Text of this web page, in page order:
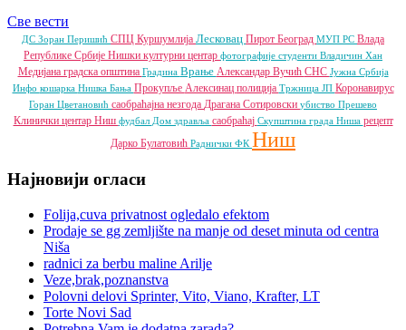
Све вести
ДС Зоран Перишић СПЦ Куршумлија Лесковац Пирот Београд МУП РС Влада
Републике Србије Нишки културни центар фотографије студенти Владичин Хан
Медијана градска општина Градина Врање Александар Вучић СНС Јужна Србија
Инфо кошарка Нишка Бања Прокупље Алексинац полиција Тржница ЈП Коронавирус
Горан Цветановић саобраћајна незгода Драгана Сотировски убиство Прешево
Клинички центар Ниш фудбал Дом здравља саобраћај Скупштина града Ниша рецепт
Дарко Булатовић Раднички ФК Ниш
Најновији огласи
Folija,cuva privatnost ogledalo efektom
Prodaje se gg zemljište na manje od deset minuta od centra
Niša
radnici za berbu maline Arilje
Veze,brak,poznanstva
Polovni delovi Sprinter, Vito, Viano, Krafter, LT
Torte Novi Sad